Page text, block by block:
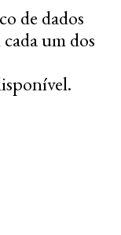
de dados
um dos